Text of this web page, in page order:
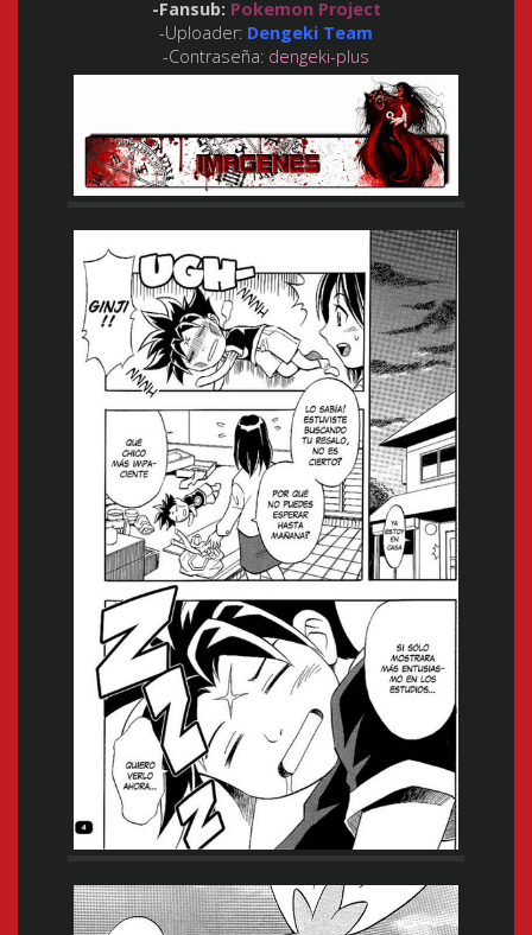
-Fansub: Pokemon Project
-Uploader: Dengeki Team
-Contraseña: dengeki-plus